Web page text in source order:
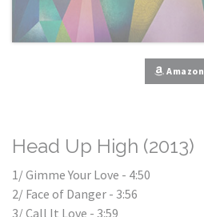
Amazon
Head Up High (2013)
1/ Gimme Your Love - 4:50
2/ Face of Danger - 3:56
3/ Call It Love - 3:59